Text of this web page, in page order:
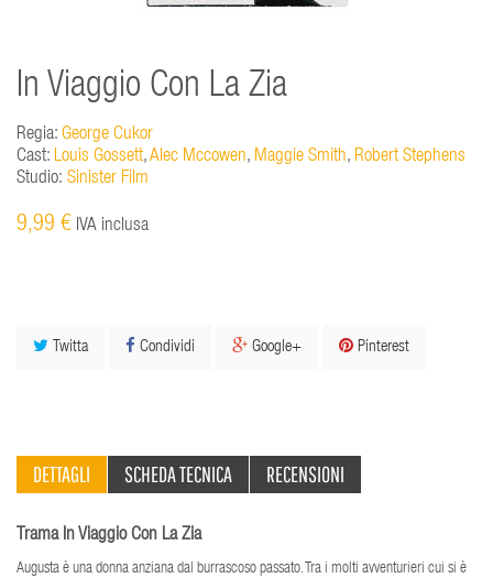
In Viaggio Con La Zia
Regia: George Cukor
Cast: Louis Gossett,Alec Mccowen, Maggie Smith, Robert Stephens
Studio: Sinister Film
9,99 € IVA inclusa
Twitta Condividi Google+ Pinterest
DETTAGLI SCHEDA TECNICA RECENSIONI
Trama In Viaggio Con La Zia
Augusta è una donna anziana dal burrascoso passato. Tra i molti avventurieri cui si è